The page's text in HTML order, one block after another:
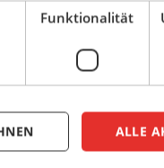
Funktionalität
ALLE